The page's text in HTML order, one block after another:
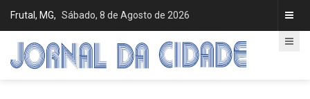
Frutal, MG, Sábado, 8 de Agosto de 2026